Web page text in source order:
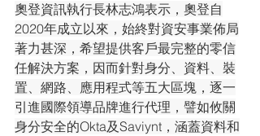
奧登資訊執行長林志鴻表示，奧登自
2020年成立以來，始終對資安事業佈局
著力甚深，希望提供客戶最完整的零信
任解決方案，因而針對身分、資料、裝
置、網路、應用程式等五大區塊，逐一
引進國際領導品牌進行代理，譬如攸關
身分安全的Okta及Saviynt，涵蓋資料和